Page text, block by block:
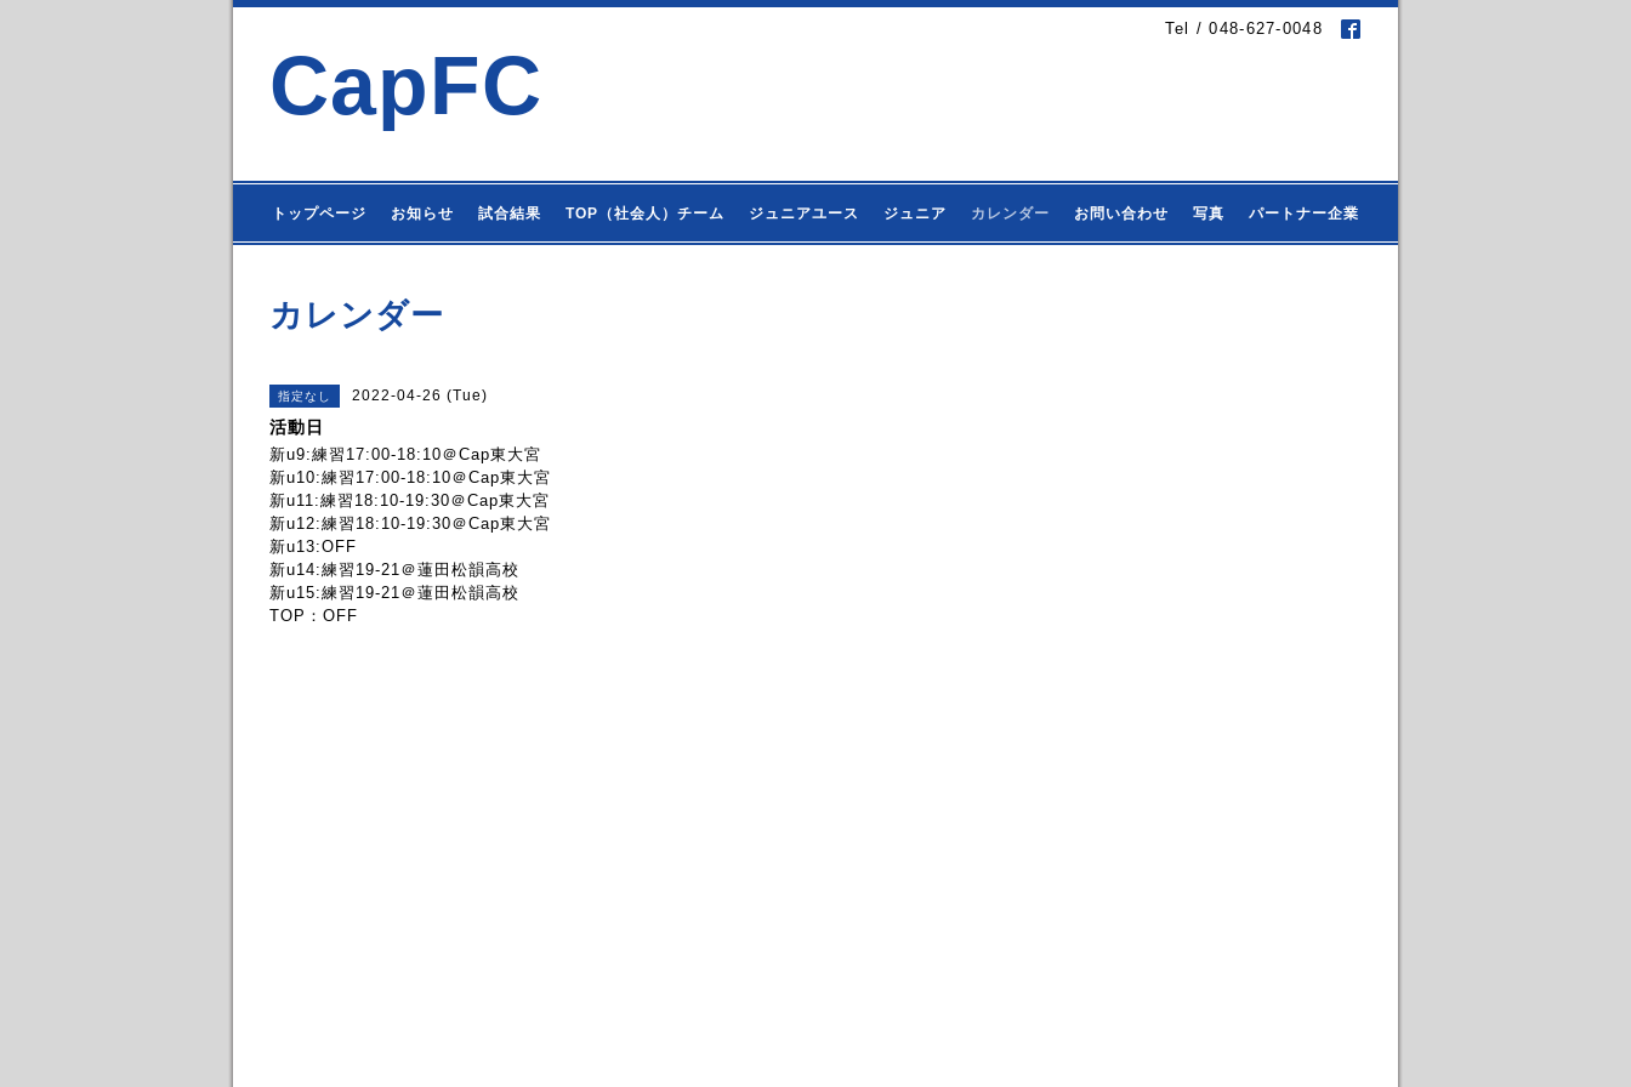
Tel / 048-627-0048
CapFC
トップページ お知らせ 試合結果 TOP（社会人）チーム ジュニアユース ジュニア カレンダー お問い合わせ 写真 パートナー企業
カレンダー
指定なし 2022-04-26 (Tue)
活動日
新u9:練習17:00-18:10＠Cap東大宮
新u10:練習17:00-18:10＠Cap東大宮
新u11:練習18:10-19:30＠Cap東大宮
新u12:練習18:10-19:30＠Cap東大宮
新u13:OFF
新u14:練習19-21＠蓮田松韻高校
新u15:練習19-21＠蓮田松韻高校
TOP：OFF